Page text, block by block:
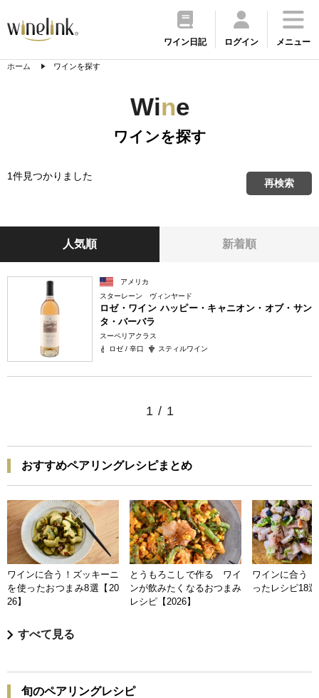
ワイン日記 ログイン メニュー
ホーム ワインを探す
Wine
ワインを探す
1件見つかりました
再検索
人気順 新着順
アメリカ
スターレーン ヴィンヤード
ロゼ・ワイン ハッピー・キャニオン・オブ・サン
タ・バーバラ
スーペリアクラス
ロゼ / 辛口
スティルワイン
1 / 1
おすすめペアリングレシピまとめ
ワインに合う！ズッキーニ
を使ったおつまみ8選【20
26】
とうもろこしで作る ワイ
ンが飲みたくなるおつまみ
レシピ【2026】
ワインに合う
ったレシピ18
すべて見る
旬のペアリングレシピ